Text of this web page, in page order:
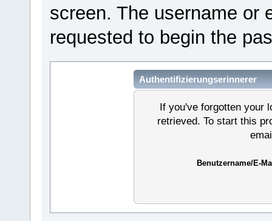
screen. The username or
requested to begin the
Authentifizierungserinnerer
If you've forgotten your
retrieved. To start this
Benutzername/E-